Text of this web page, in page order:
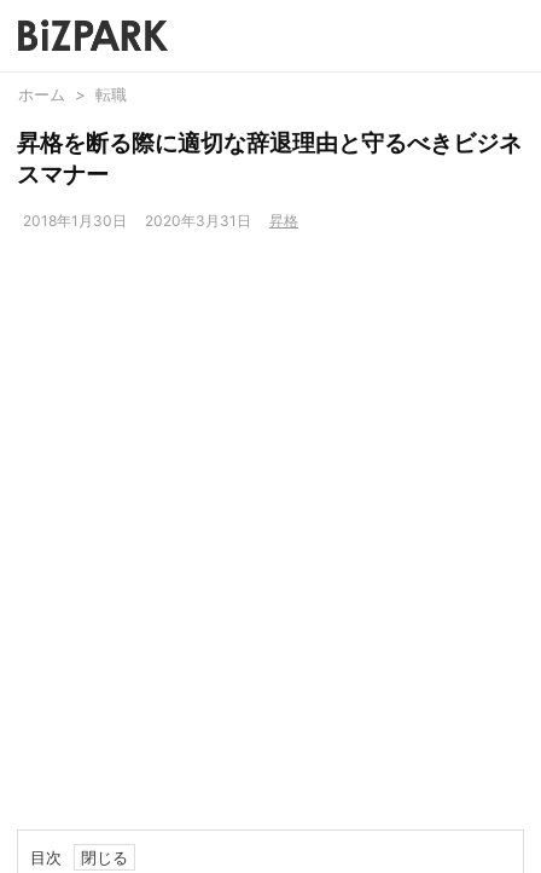
ホーム > 転職
昇格を断る際に適切な辞退理由と守るべきビジネ
スマナー
2018年1月30日 2020年3月31日 昇格
目次